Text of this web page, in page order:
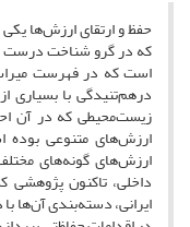
حفظ و ارتقای ارزش‌ها
که در گرو شناخت درست
است که در فهرست
درهم‌تنیدگی با بسیاری
زیست‌محیطی که در آن
ارزش‌های متنوعی بوده‌
ارزش‌های گونه‌های
داخلی، تاکنون
ایرانی، دسته‌بندی آن‌ها